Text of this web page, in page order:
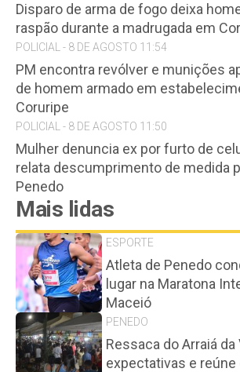
Disparo de arma de fogo deixa
raspão durante a madrugada em
POLICIAL - 8 DE AGOSTO 11:54
PM encontra revólver e munições
de homem armado em
Coruripe
POLICIAL - 8 DE AGOSTO 11:50
Mulher denuncia ex por furto de
relata descumprimento de medida
Penedo
Mais lidas
ESPORTE
Atleta de Penedo
lugar na Maratona
Maceió
PENEDO
Ressaca do Arraiá da
expectativas e